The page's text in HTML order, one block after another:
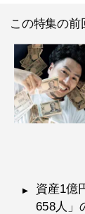
この特集の前
資産1億
658人」